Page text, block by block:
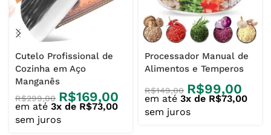
Cutelo Profissional de
Cozinha em Aço
Manganês
R$299,00 R$169,00
em até 3x de R$73,00
sem juros
Processador Manual de
Alimentos e Temperos
R$149,00 R$99,00
em até 3x de R$73,00
sem juros